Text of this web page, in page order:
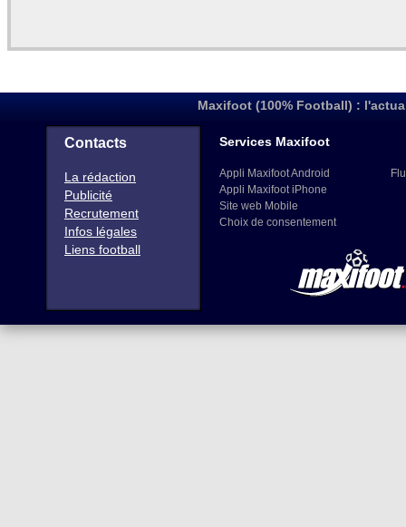
Maxifoot (100% Football) :
Contacts
La rédaction
Publicité
Recrutement
Infos légales
Liens football
Services Maxifoot
Appli Maxifoot Android
Appli Maxifoot iPhone
Site web Mobile
Choix de consentement